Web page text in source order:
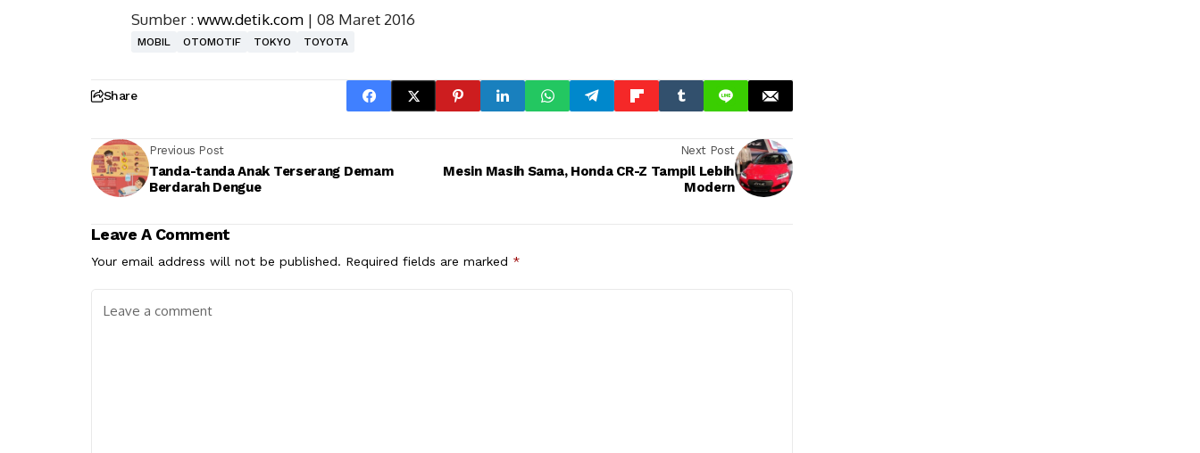
Sumber :www.detik.com | 08 Maret 2016
MOBIL OTOMOTIF TOKYO TOYOTA
Share
Previous Post
Tanda-tanda Anak Terserang Demam
Berdarah Dengue
Next Post
Mesin Masih Sama, Honda CR-Z Tampil Lebih
Modern
Leave A Comment
Your email address will not be published. Required fields are marked *